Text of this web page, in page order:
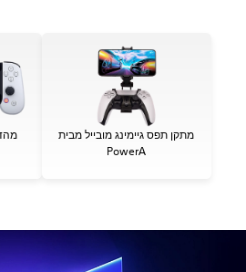
מתקן תפס גיימינג מובייל מבית
PowerA